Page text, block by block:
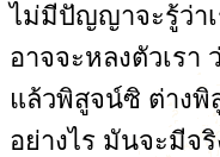
ไม่มีปัญญาจะรู้ว่าเ
อาจจะหลงตัวเรา
แล้วพิสูจน์ซิ ต่างพิ
อย่างไร มันจะมีจริ